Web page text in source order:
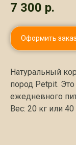
7 300 р.
Оформить заказ
Натуральный
пород Petpit.
ежедневного
Вес: 20 кг или
"Для взрослых
Содержание мяса и
более 78%. Полный
профиль . Согласно
курицы, шеи
курицы 5%,
лососевое, цитрат
Пищевая ценность
- 23, жир - 5,
зола - 10,2, влага